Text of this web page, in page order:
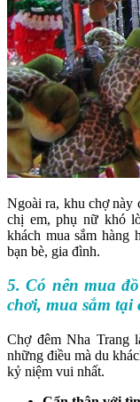
Ngoài ra, khu chợ này
chị em, phụ nữ khó
khách mua sắm hàng
bạn bè, gia đình.
5. Có nên mua
chơi, mua sắm tại
Chợ đêm Nha Trang
những điều mà du
kỷ niệm vui nhất.